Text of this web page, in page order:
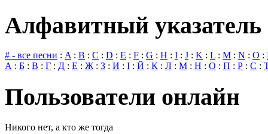
Алфавитный указатель
# - все песни : A : B : C : D : E : F : G : H : I : J : K : L : M : N : O :
А : Б : В : Г : Д : Е : Ж : З : И : І : Й : К : Л : М : Н : О : П : Р : С :
Пользователи онлайн
Никого нет, а кто же тогда